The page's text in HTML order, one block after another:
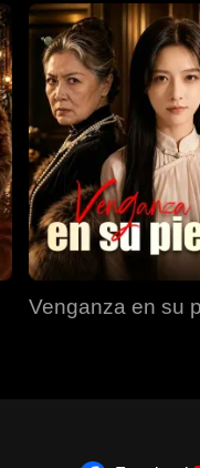
Venganza en su